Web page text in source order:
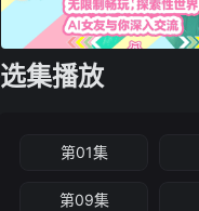
选集播放
第01集
第09集